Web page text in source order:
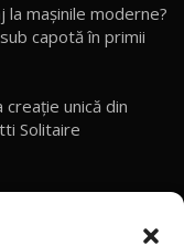
ÎN ROMÂNĂ!
Seal U DM-i,
Drive
mașinile moderne?
capotă în primii
unică din
Solitaire